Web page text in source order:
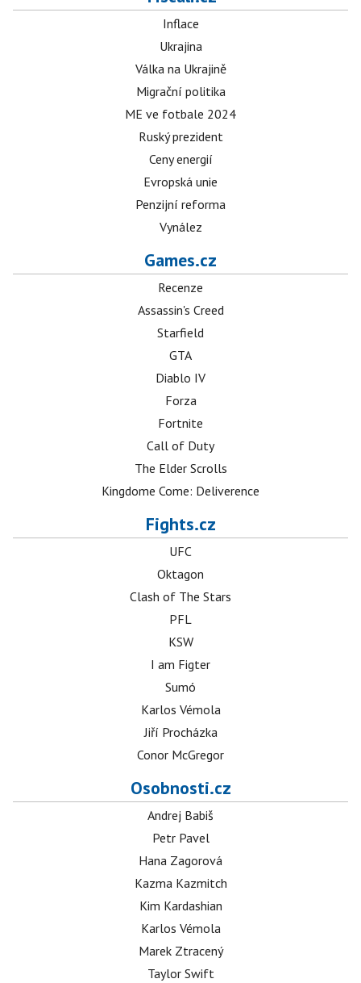
Inflace
Ukrajina
Válka na Ukrajině
Migrační politika
ME ve fotbale 2024
Ruský prezident
Ceny energií
Evropská unie
Penzijní reforma
Vynález
Games.cz
Recenze
Assassin's Creed
Starfield
GTA
Diablo IV
Forza
Fortnite
Call of Duty
The Elder Scrolls
Kingdome Come: Deliverence
Fights.cz
UFC
Oktagon
Clash of The Stars
PFL
KSW
I am Figter
Sumó
Karlos Vémola
Jiří Procházka
Conor McGregor
Osobnosti.cz
Andrej Babiš
Petr Pavel
Hana Zagorová
Kazma Kazmitch
Kim Kardashian
Karlos Vémola
Marek Ztracený
Taylor Swift